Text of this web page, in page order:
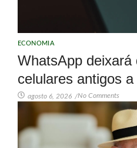
ECONOMIA
WhatsApp deixará
celulares antigos
agosto 6, 2026 /No Comments